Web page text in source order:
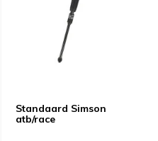
Standaard Simson
atb/race